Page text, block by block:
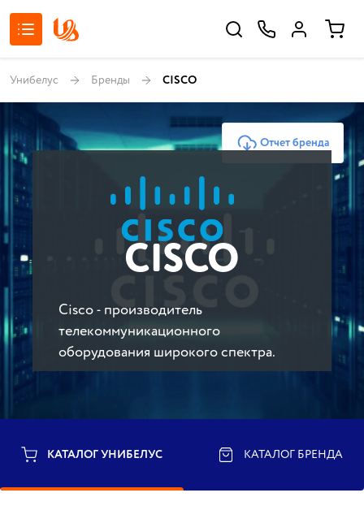
Унибелус Бренды CISCO
Отчет бренда
CISCO
Cisco - производитель
телекоммуникационного
оборудования широкого спектра.
КАТАЛОГ УНИБЕЛУС КАТАЛОГ БРЕНДА